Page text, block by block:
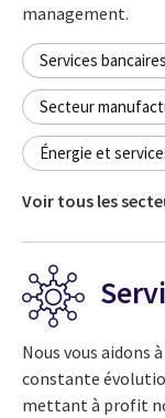
management.
Services bancaires
Secteur
Énergie et
Voir tous les
Nous vous aidons
constante
mettant à profit